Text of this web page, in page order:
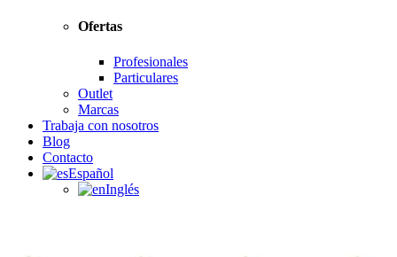
Ofertas
Profesionales
Particulares
Outlet
Marcas
Trabaja con nosotros
Blog
Contacto
Español
Inglés